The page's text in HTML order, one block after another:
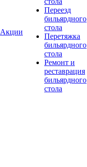
Акции
Переезд
бильярдного
стола
Перетяжка
бильярдного
стола
Ремонт и
реставрация
бильярдного
стола